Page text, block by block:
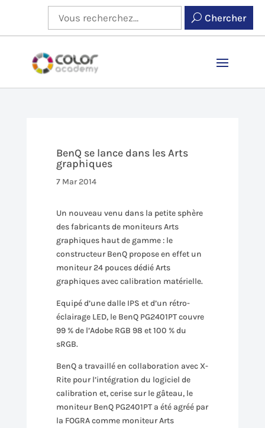
Chercher
BenQ se lance dans les Arts
graphiques
7 Mar 2014
Un nouveau venu dans la petite sphère
des fabricants de moniteurs Arts
graphiques haut de gamme : le
constructeur BenQ propose en effet un
moniteur 24 pouces dédié Arts
graphiques avec calibration matérielle.
Equipé d’une dalle IPS et d’un rétro-
éclairage LED, le BenQ PG2401PT couvre
99 % de l’Adobe RGB 98 et 100 % du
sRGB.
BenQ a travaillé en collaboration avec X-
Rite pour l’intégration du logiciel de
calibration et, cerise sur le gâteau, le
moniteur BenQ PG2401PT a été agréé par
la FOGRA comme moniteur Arts